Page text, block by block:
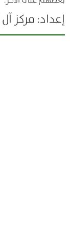
إعداد: مركز